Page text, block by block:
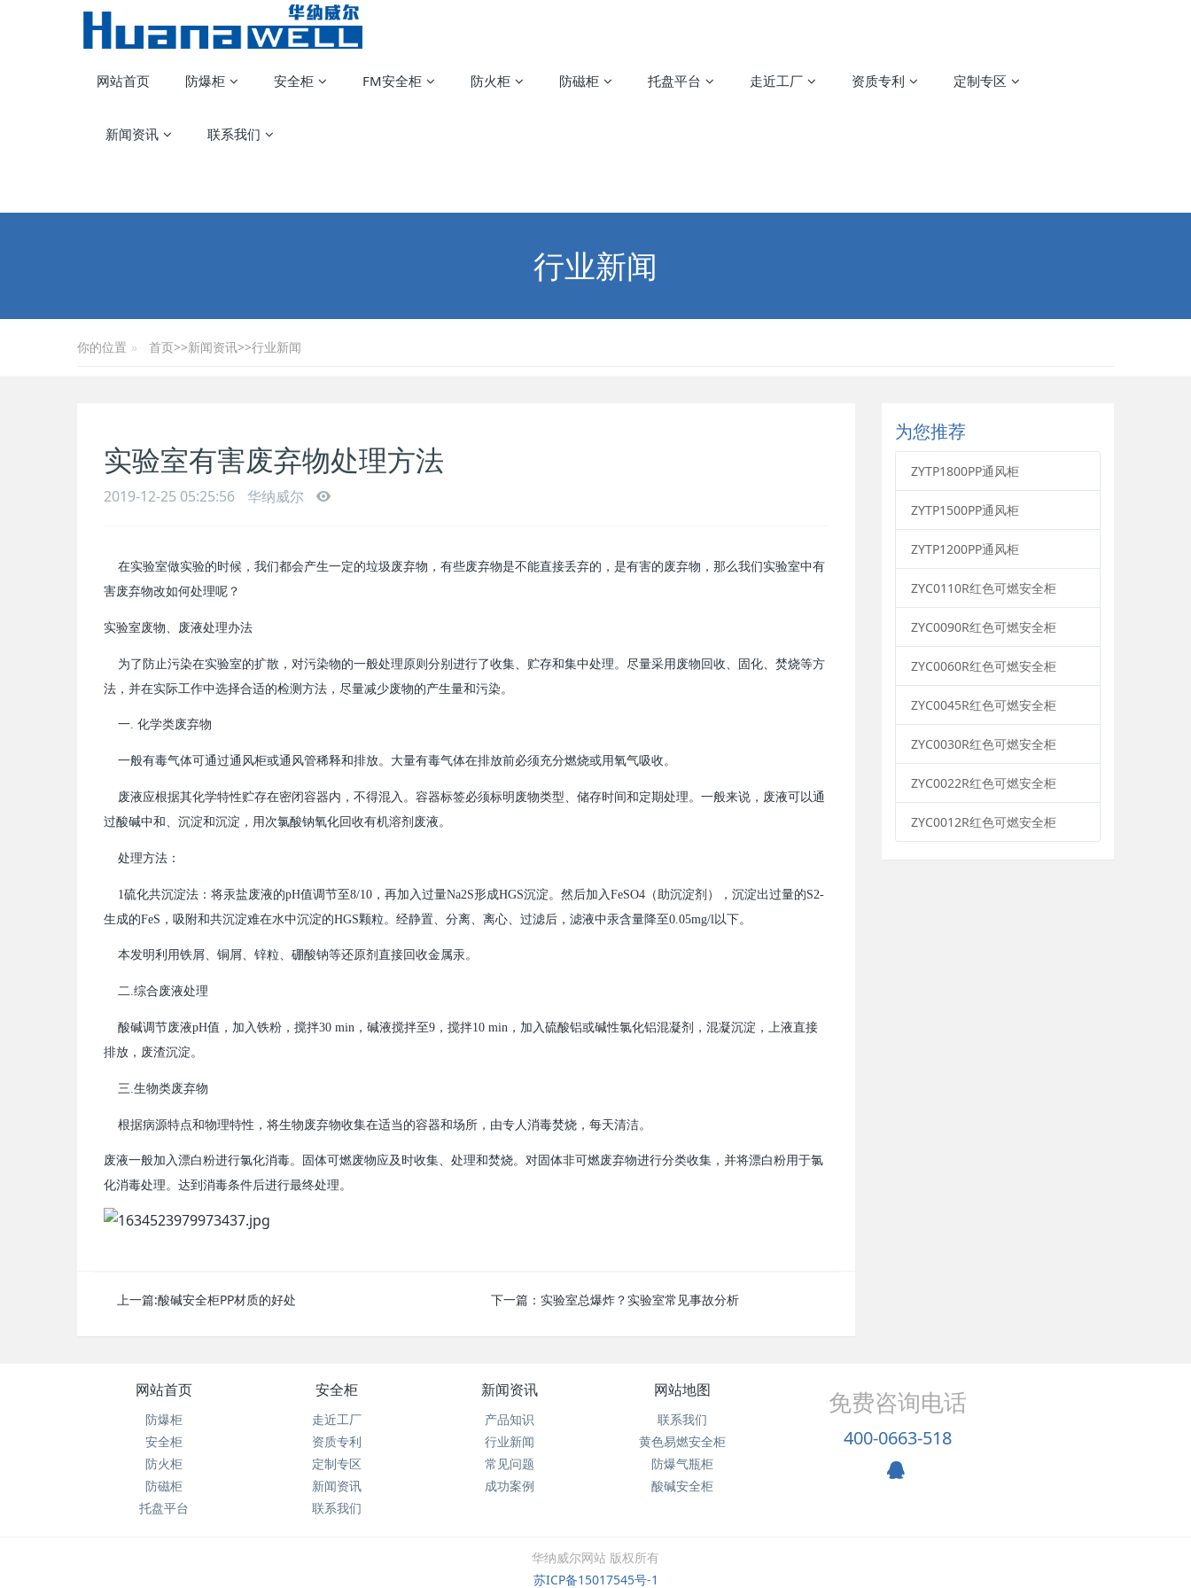
网站首页 防爆柜 安全柜 FM安全柜 防火柜 防磁柜 托盘平台 走近工厂 资质专利 定制专区
新闻资讯 联系我们
行业新闻
你的位置 首页>>新闻资讯>>行业新闻
实验室有害废弃物处理方法
2019-12-25 05:25:56 华纳威尔
在实验室做实验的时候，我们都会产生一定的垃圾废弃物，有些废弃物是不能直接丢弃的，是有害的废弃物，那么我们实验室中有
害废弃物改如何处理呢？
实验室废物、废液处理办法
为了防止污染在实验室的扩散，对污染物的一般处理原则分别进行了收集、贮存和集中处理。尽量采用废物回收、固化、焚烧等方
法，并在实际工作中选择合适的检测方法，尽量减少废物的产生量和污染。
一. 化学类废弃物
一般有毒气体可通过通风柜或通风管稀释和排放。大量有毒气体在排放前必须充分燃烧或用氧气吸收。
废液应根据其化学特性贮存在密闭容器内，不得混入。容器标签必须标明废物类型、储存时间和定期处理。一般来说，废液可以通
过酸碱中和、沉淀和沉淀，用次氯酸钠氧化回收有机溶剂废液。
处理方法：
1硫化共沉淀法：将汞盐废液的pH值调节至8/10，再加入过量Na2S形成HGS沉淀。然后加入FeSO4（助沉淀剂），沉淀出过量的S2-
生成的FeS，吸附和共沉淀难在水中沉淀的HGS颗粒。经静置、分离、离心、过滤后，滤液中汞含量降至0.05mg/l以下。
本发明利用铁屑、铜屑、锌粒、硼酸钠等还原剂直接回收金属汞。
二.综合废液处理
酸碱调节废液pH值，加入铁粉，搅拌30 min，碱液搅拌至9，搅拌10 min，加入硫酸铝或碱性氯化铝混凝剂，混凝沉淀，上液直接
排放，废渣沉淀。
三.生物类废弃物
根据病源特点和物理特性，将生物废弃物收集在适当的容器和场所，由专人消毒焚烧，每天清洁。
废液一般加入漂白粉进行氯化消毒。固体可燃废物应及时收集、处理和焚烧。对固体非可燃废弃物进行分类收集，并将漂白粉用于氯
化消毒处理。达到消毒条件后进行最终处理。
上一篇:酸碱安全柜PP材质的好处 下一篇： 实验室总爆炸？实验室常见事故分析
为您推荐
ZYTP1800PP通风柜
ZYTP1500PP通风柜
ZYTP1200PP通风柜
ZYC0110R红色可燃安全柜
ZYC0090R红色可燃安全柜
ZYC0060R红色可燃安全柜
ZYC0045R红色可燃安全柜
ZYC0030R红色可燃安全柜
ZYC0022R红色可燃安全柜
ZYC0012R红色可燃安全柜
网站首页
防爆柜
安全柜
防火柜
防磁柜
托盘平台
安全柜
走近工厂
资质专利
定制专区
新闻资讯
联系我们
新闻资讯
产品知识
行业新闻
常见问题
成功案例
网站地图
联系我们
黄色易燃安全柜
防爆气瓶柜
酸碱安全柜
免费咨询电话
400-0663-518
华纳威尔网站 版权所有
苏ICP备15017545号-1